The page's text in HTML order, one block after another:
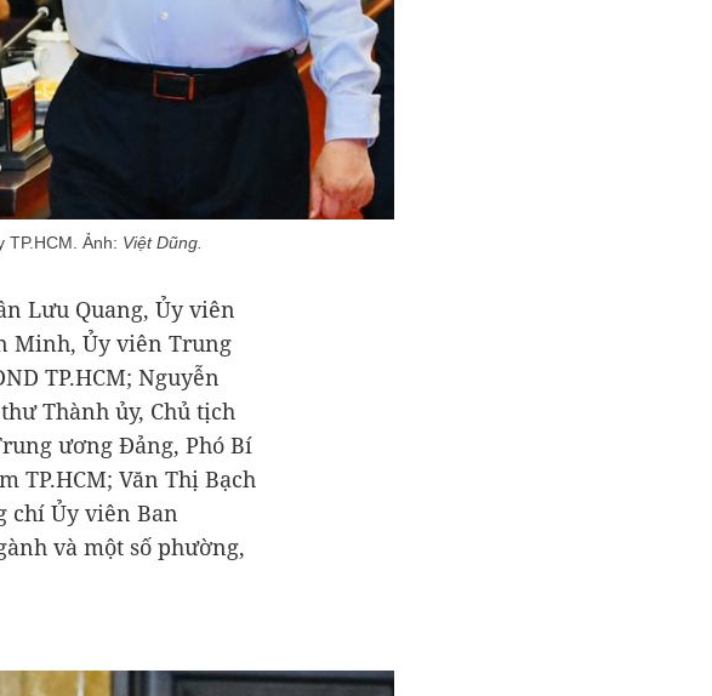
Ảnh: Việt Dũng.
Lưu Quang, Ủy viên
Minh, Ủy viên Trung
TP.HCM; Nguyễn
Thành ủy, Chủ tịch
ương Đảng, Phó Bí
TP.HCM; Văn Thị Bạch
chí Ủy viên Ban
và một số phường,